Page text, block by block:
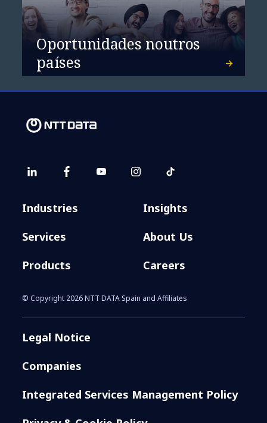
Oportunidades noutros
países
Industries
Services
Products
Insights
About Us
Careers
© Copyright 2026 NTT DATA Spain and Affiliates
Legal Notice
Companies
Integrated Services Management Policy